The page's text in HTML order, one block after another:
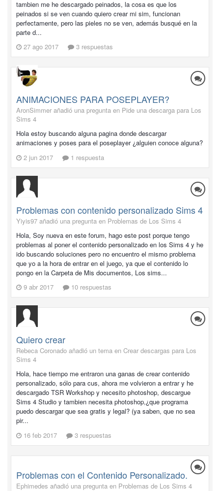
tambien me he descargado peinados, la cosa es que los
peinados si se ven cuando quiero crear mi sim, funcionan
perfectamente, pero las pieles no se ven, además busqué en la
parte d...
27 ago 2017
3 respuestas
ANIMACIONES PARA POSEPLAYER?
AronSimmer añadió una pregunta en Pide una descarga para Los
Sims 4
Hola estoy buscando alguna pagina donde descargar
animaciones y poses para el poseplayer ¿alguien conoce alguna?
2 jun 2017
1 respuesta
Problemas con contenido personalizado Sims 4
Yiyis97 añadió una pregunta en Problemas de Los Sims 4
Hola, Soy nueva en este forum, hago este post porque tengo
problemas al poner el contenido personalizado en los Sims 4 y he
ido buscando soluciones pero no encuentro el mismo problema
que yo a la hora de entrar en el juego, ya que el contenido lo
pongo en la Carpeta de Mis documentos, Los sims...
9 abr 2017
10 respuestas
Quiero crear
Rebeca Coronado añadió un tema en Crear descargas para Los
Sims 4
Hola, hace tiempo me entraron una ganas de crear contenido
personalizado, sólo para cus, ahora me volvieron a entrar y he
descargado TSR Workshop y necesito photoshop, descargue
Sims 4 Studio y tambien necesita photoshop,¿que programa
puedo descargar que sea gratis y legal? (ya saben, que no sea
pir...
16 feb 2017
3 respuestas
Problemas con el Contenido Personalizado.
Ephimedes añadió una pregunta en Problemas de Los Sims 4